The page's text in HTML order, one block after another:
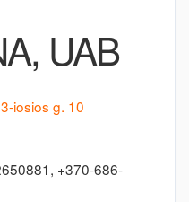
UAB
iosios g. 10
+370-686-